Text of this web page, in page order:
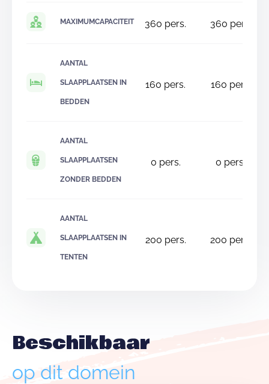
MAXIMUMCAPACITEIT 360 pers. 360 pers.
AANTAL
SLAAPPLAATSEN IN
BEDDEN
160 pers. 160 pers.
AANTAL
SLAAPPLAATSEN
ZONDER BEDDEN
0 pers. 0 pers.
AANTAL
SLAAPPLAATSEN IN
TENTEN
200 pers. 200 pers.
Beschikbaar
op dit domein